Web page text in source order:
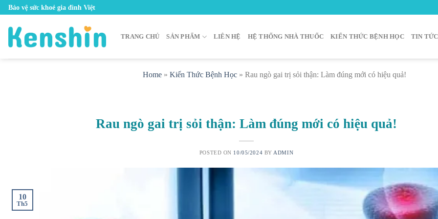
Skip
content
Bảo vệ sức khoẻ gia đình Việt
TRANG CHỦ SẢN PHẨM LIÊN HỆ HỆ THỐNG NHÀ THUỐC KIẾN THỨC BỆNH HỌC TIN TỨC
Home » Kiến Thức Bệnh Học » Rau ngò gai trị sỏi thận: Làm đúng mới có hiệu quả!
Rau ngò gai trị sỏi thận: Làm đúng mới có hiệu quả!
POSTED ON 10/05/2024 BY ADMIN
10
Th5